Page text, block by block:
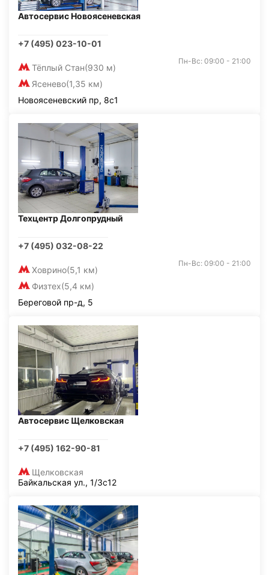
Автосервис Новоясеневская
+7 (495) 023-10-01
Тёплый Стан(930 м)
Ясенево(1,35 км)
Пн-Вс: 09:00 - 21:00
Новоясеневский пр, 8с1
Техцентр Долгопрудный
+7 (495) 032-08-22
Ховрино(5,1 км)
Физтех(5,4 км)
Пн-Вс: 09:00 - 21:00
Береговой пр-д, 5
Автосервис Щелковская
+7 (495) 162-90-81
Щелковская
Байкальская ул., 1/3с12